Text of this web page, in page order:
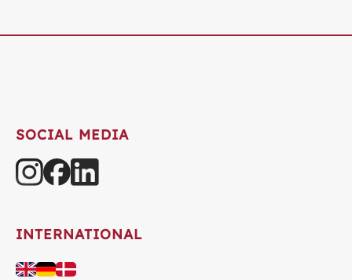
SOCIAL MEDIA
INTERNATIONAL